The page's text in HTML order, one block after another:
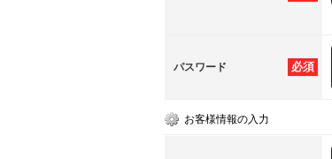
必須
パスワード
お客様情報の入力